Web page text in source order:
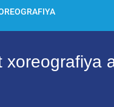
imtihon
xoreografiya